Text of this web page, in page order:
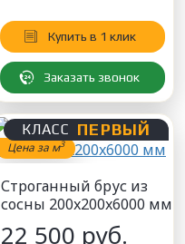
Купить в 1 клик
Заказать звонок
Цена за м3
КЛАСС ПЕРВЫЙ
Строганный брус из
сосны 200x200x6000 мм
22 500 руб.